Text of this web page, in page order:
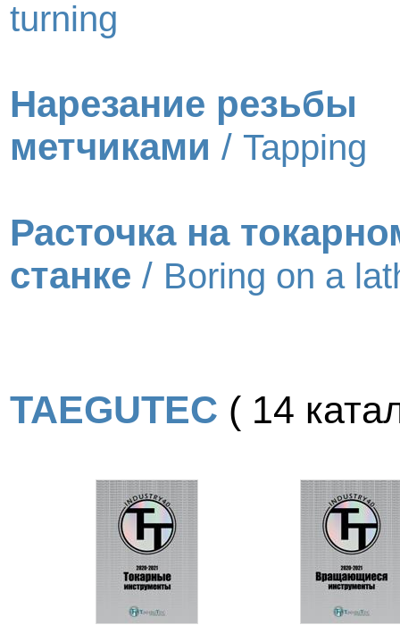
turning
Нарезание резьбы
метчиками / Tapping
Расточка на
станке / Boring on a
TAEGUTEC ( 14